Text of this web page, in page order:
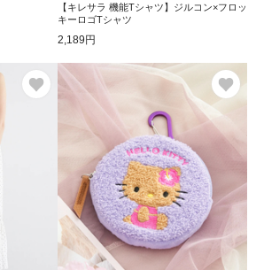
【キレサラ 機能Tシャツ】ジルコン×フロッ
キーロゴTシャツ
2,189円
お気に入り